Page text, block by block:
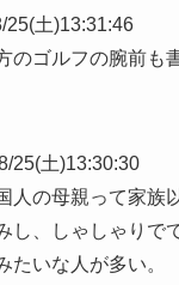
25(土)13:31:46
のゴルフの腕前も
25(土)13:30:30
人の母親って家族
し、しゃしゃりで
たいな人が多い。